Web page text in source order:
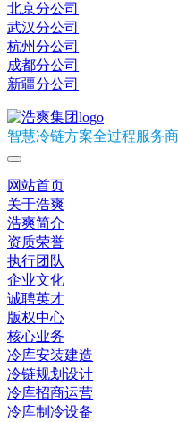
北京分公司
武汉分公司
杭州分公司
成都分公司
新疆分公司
智慧冷链方案全过程服务商
网站首页
关于浩爽
浩爽简介
资质荣誉
执行团队
企业文化
诚聘英才
版权中心
核心业务
冷库安装建造
冷链规划设计
冷库招商运营
冷库制冷设备